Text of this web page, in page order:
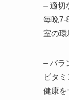
– 適切
毎晩7-
室の環
– バラ
ビタ
健康を